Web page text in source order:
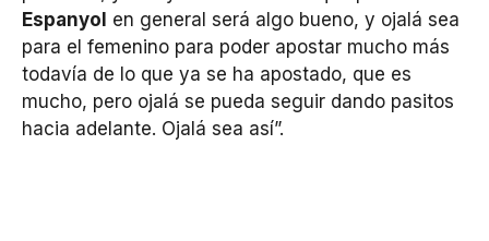
Espanyol en general será algo bueno, y ojalá sea
para el femenino para poder apostar mucho más
todavía de lo que ya se ha apostado, que es
mucho, pero ojalá se pueda seguir dando pasitos
hacia adelante. Ojalá sea así”.